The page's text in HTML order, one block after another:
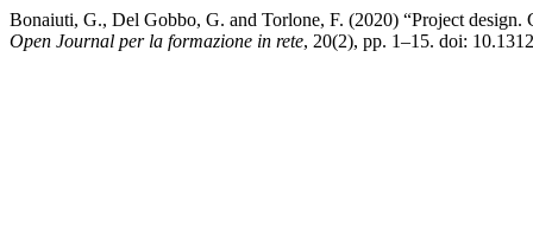
Bonaiuti, G., Del Gobbo, G. and Torlone, F. (2020) “Project design.
Open Journal per la formazione in rete, 20(2), pp. 1–15. doi: